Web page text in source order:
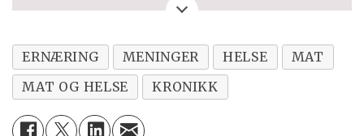
kronikken. Eller spørsmål, ros eller kritikk
en viktig debatt?
ERNÆRING MENINGER HELSE
MAT
MAT OG HELSE
KRONIKK